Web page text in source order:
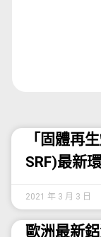
「固體再
SRF)最新
2021 年 3 月 3 日
歐洲最新